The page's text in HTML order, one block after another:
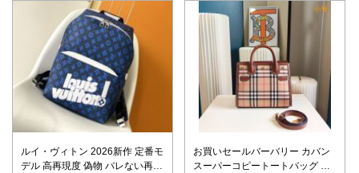
ルイ・ヴィトン 2026新作 定番モ
デル 高再現度 偽物 バレない再現
お買いセールバーバリー カバン
スーパーコピートートバッグ 大